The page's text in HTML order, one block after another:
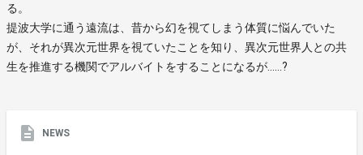
る。
提波大学に通う遠流は、昔から幻を視てしまう体質に悩んでいた
が、それが異次元世界を視ていたことを知り、異次元世界人との共
生を推進する機関でアルバイトをすることになるが……?
NEWS